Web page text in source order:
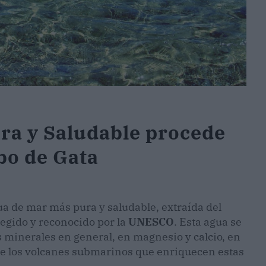
y Saludable procede
de Gata
de mar más pura y saludable, extraída del
y reconocido por la UNESCO. Esta agua se
en general, en magnesio y calcio, en
los volcanes submarinos que enriquecen estas